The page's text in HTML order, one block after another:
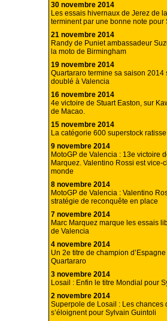
30 novembre 2014
Les essais hivernaux de Jerez de
terminent par une bonne note pour
21 novembre 2014
Randy de Puniet ambassadeur
la moto de Birmingham
19 novembre 2014
Quartararo termine sa saison 2014
doublé à Valencia
16 novembre 2014
4e victoire de Stuart Easton, sur
de Macao.
15 novembre 2014
La catégorie 600 superstock
9 novembre 2014
MotoGP de Valencia : 13e victoire
Marquez. Valentino Rossi est vice-
monde
8 novembre 2014
MotoGP de Valencia : Valentino
stratégie de reconquête en place
7 novembre 2014
Marc Marquez marque les essais
de Valencia
4 novembre 2014
Un 2e titre de champion
Quartararo
3 novembre 2014
Losail : Enfin le titre Mondial pour
2 novembre 2014
Superpole de Losail : Les chances
s’éloignent pour Sylvain Guintoli